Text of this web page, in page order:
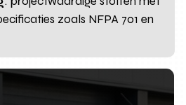
zoals NFPA 701 en